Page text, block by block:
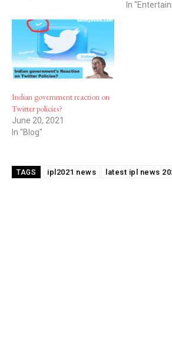
स्टार थे, जिसे
In
Indian government reaction on
Twitter policies?
June 20, 2021
In "Blog"
TAGS ipl2021 news latest ipl news